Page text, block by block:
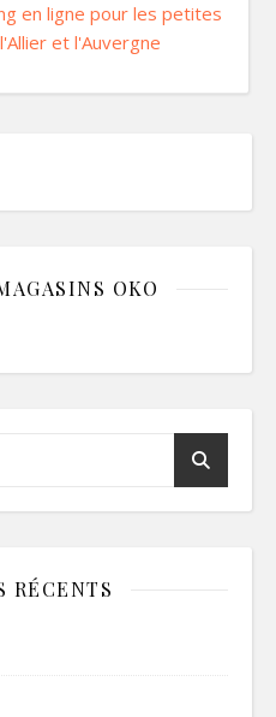
en ligne pour les petites
et l'Auvergne
OKO
RÉCENTS